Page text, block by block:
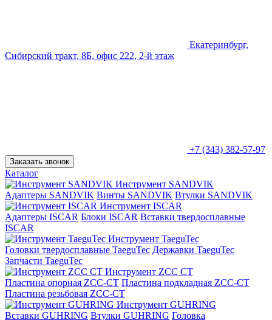
Екатеринбург,
Сибирский тракт, 8Б, офис 222, 2-й этаж
+7 (343) 382-57-97
Заказать звонок
Каталог
Инструмент SANDVIK
Адаптеры SANDVIK Винты SANDVIK Втулки SANDVIK
Инструмент ISCAR
Адаптеры ISCAR Блоки ISCAR Вставки твердосплавные
ISCAR
Инструмент TaeguTec
Головки твердосплавные TaeguTec Державки TaeguTec
Запчасти TaeguTec
Инструмент ZCС CT
Пластина опорная ZCC-CT Пластина подкладная ZCC-CT
Пластина резьбовая ZCC-CT
Инструмент GUHRING
Вставки GUHRING Втулки GUHRING Головка